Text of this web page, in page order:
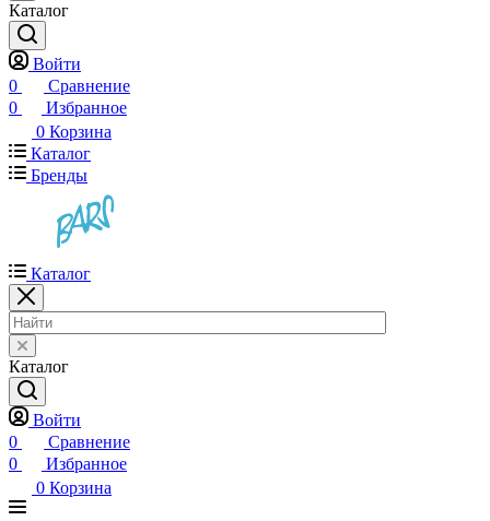
Каталог
Войти
0
Сравнение
0
Избранное
0 Корзина
Каталог
Бренды
Каталог
Каталог
Войти
0
Сравнение
0
Избранное
0 Корзина